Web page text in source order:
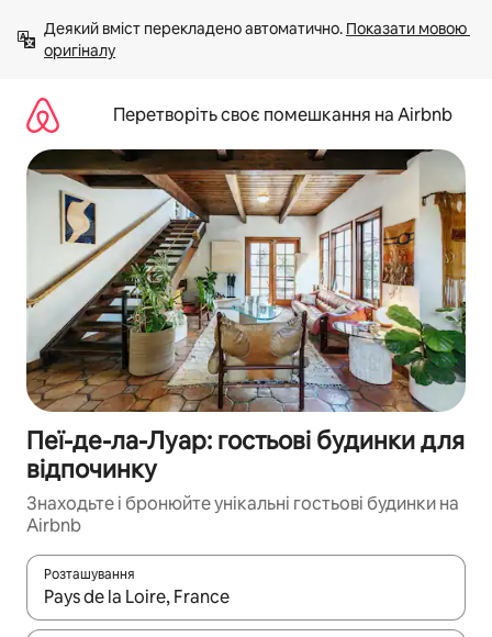
вмісту
Деякий вміст перекладено автоматично. Показати мовою
оригіналу
Перетворіть своє помешкання на Airbnb
Пеї-де-ла-Луар: гостьові будинки для
відпочинку
Знаходьте і бронюйте унікальні гостьові будинки на
Airbnb
Розташування
Отримавши результати пошуку, використовуйте для